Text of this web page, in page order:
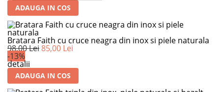
ADAUGA IN COS
Bratara Faith cu cruce neagra din inox si piele naturala
98,00 Lei 85,00 Lei
-13%
detalii
ADAUGA IN COS